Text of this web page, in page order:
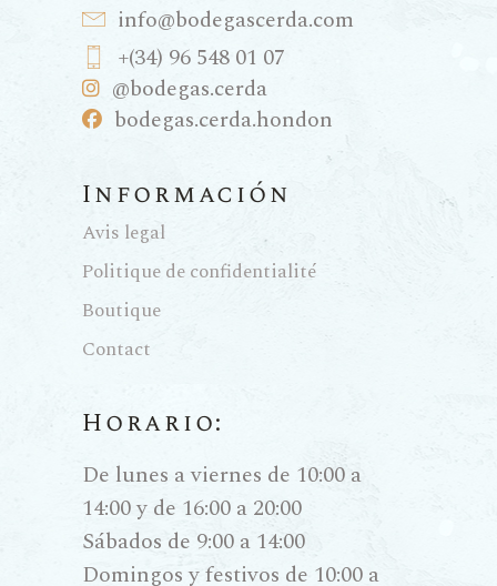
info@bodegascerda.com
+(34) 96 548 01 07
@bodegas.cerda
bodegas.cerda.hondon
Información
Avis legal
Politique de confidentialité
Boutique
Contact
Horario:
De lunes a viernes de 10:00 a
14:00 y de 16:00 a 20:00
Sábados de 9:00 a 14:00
Domingos y festivos de 10:00 a